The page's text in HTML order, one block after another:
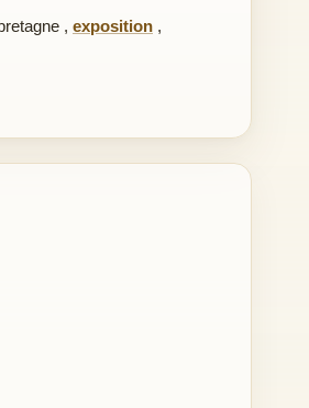
, exposition ,